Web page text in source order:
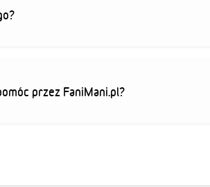
przez FaniMani.pl?